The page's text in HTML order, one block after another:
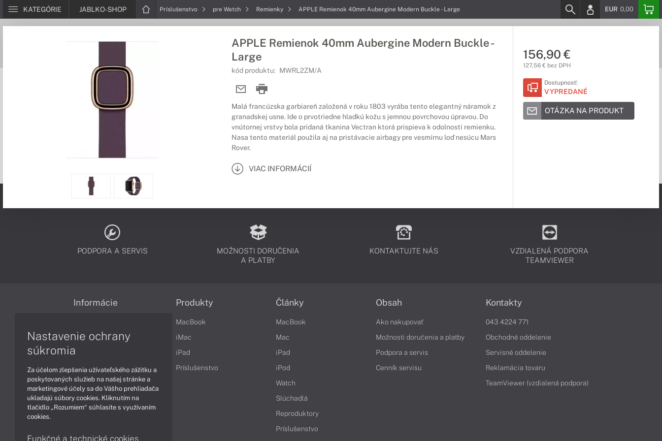
KATEGÓRIE JABLKO-SHOP Príslušenstvo pre Watch Remienky APPLE Remienok 40mm Aubergine Modern Buckle - Large EUR 0,00
APPLE Remienok 40mm Aubergine Modern Buckle -
Large
kód produktu: MWRL2ZM/A
Malá francúzska garbiareň založená v roku 1803 vyrába tento elegantný náramok z
granadskej usne. Ide o prvotriedne hladkú kožu s jemnou povrchovou úpravou. Do
vnútornej vrstvy bola pridaná tkanina Vectran ktorá prispieva k odolnosti remienku.
Nasa tento materiál použila aj na pristávacie airbagy pre vesmírnu loď nesúcu Mars
Rover.
VIAC INFORMÁCIÍ
156,90 €
127,56 € bez DPH
Dostupnosť:
VYPREDANÉ
OTÁZKA NA PRODUKT
PODPORA A SERVIS
MOŽNOSTI DORUČENIA
A PLATBY
KONTAKTUJTE NÁS
VZDIALENÁ PODPORA
TEAMVIEWER
Informácie
Reklamačné podmienky
Ochrana osobných údajov
Vrátenie tovaru
Vyhlásenie o prístupnosti
Cookies
Produkty
MacBook
iMac
iPad
Príslušenstvo
Články
MacBook
Mac
iPad
iPod
Watch
Slúchadlá
Reproduktory
Príslušenstvo
Obsah
Ako nakupovať
Možnosti doručenia a platby
Podpora a servis
Cenník servisu
Kontakty
043 4224 771
Obchodné oddelenie
Servisné oddelenie
Reklamácia tovaru
TeamViewer (vzdialená podpora)
Nastavenie ochrany
súkromia
Za účelom zlepšenia užívateľského zážitku a
poskytovaných služieb na našej stránke a
marketingové účely sa do Vášho prehliadača
ukladajú súbory cookies. Kliknutím na
tlačidlo „Rozumiem“ súhlasíte s využívaním
cookies.
Funkčné a technické cookies